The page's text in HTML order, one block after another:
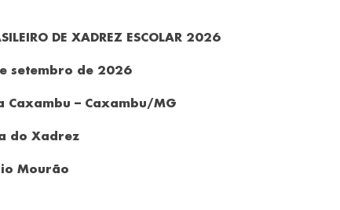
DE XADREZ ESCOLAR 2026
setembro de 2026
Caxambu – Caxambu/MG
do Xadrez
Mourão